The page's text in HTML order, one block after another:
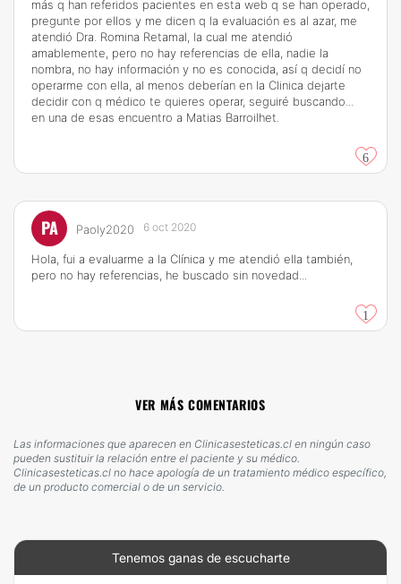
más q han referidos pacientes en esta web q se han operado,
pregunte por ellos y me dicen q la evaluación es al azar, me
atendió Dra. Romina Retamal, la cual me atendió
amablemente, pero no hay referencias de ella, nadie la
nombra, no hay información y no es conocida, así q decidí no
operarme con ella, al menos deberían en la Clinica dejarte
decidir con q médico te quieres operar, seguiré buscando...
en una de esas encuentro a Matias Barroilhet.
6
PA Paoly2020 6 oct 2020
Hola, fui a evaluarme a la Clínica y me atendió ella también,
pero no hay referencias, he buscado sin novedad...
1
VER MÁS COMENTARIOS
Las informaciones que aparecen en Clinicasesteticas.cl en ningún caso
pueden sustituir la relación entre el paciente y su médico.
Clinicasesteticas.cl no hace apología de un tratamiento médico específico,
de un producto comercial o de un servicio.
Tenemos ganas de escucharte